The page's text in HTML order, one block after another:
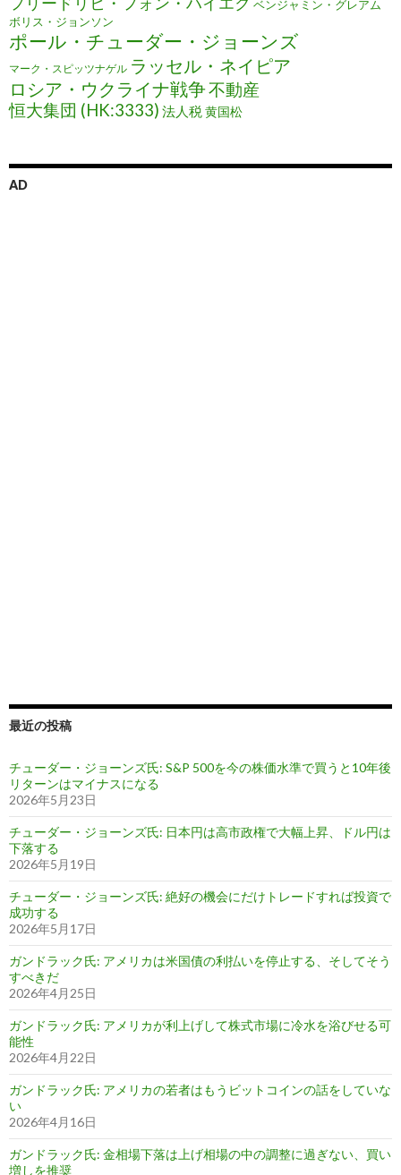
ベンジャミン・グレアム
ボリス・ジョンソン
ポール・チューダー・ジョーンズ
マーク・スピッツナゲル ラッセル・ネイピア
ロシア・ウクライナ戦争不動産
恒大集団 (HK:3333) 法人税黄国松
AD
最近の投稿
チューダー・ジョーンズ氏: S&P 500を今の株価水準で買うと10年後
リターンはマイナスになる
2026年5月23日
チューダー・ジョーンズ氏: 日本円は高市政権で大幅上昇、ドル円は
下落する
2026年5月19日
チューダー・ジョーンズ氏: 絶好の機会にだけトレードすれば投資で
成功する
2026年5月17日
ガンドラック氏: アメリカは米国債の利払いを停止する、そしてそう
すべきだ
2026年4月25日
ガンドラック氏: アメリカが利上げして株式市場に冷水を浴びせる可
能性
2026年4月22日
ガンドラック氏: アメリカの若者はもうビットコインの話をしていな
い
2026年4月16日
ガンドラック氏: 金相場下落は上げ相場の中の調整に過ぎない、買い
増しを推奨